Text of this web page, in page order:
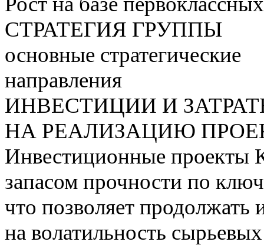
СТРАТЕГИЯ ГРУППЫ
основные стратегические
направления
ИНВЕСТИЦИИ И
НА РЕАЛИЗАЦИЮ
Инвестиционные проекты
запасом прочности по
что позволяет продолжать
на волатильность